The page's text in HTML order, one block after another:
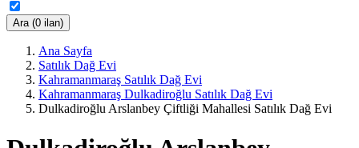
Ara (0 ilan)
Ana Sayfa
Satılık Dağ Evi
Kahramanmaraş Satılık Dağ Evi
Kahramanmaraş Dulkadiroğlu Satılık Dağ Evi
Dulkadiroğlu Arslanbey Çiftliği Mahallesi Satılık Dağ Evi